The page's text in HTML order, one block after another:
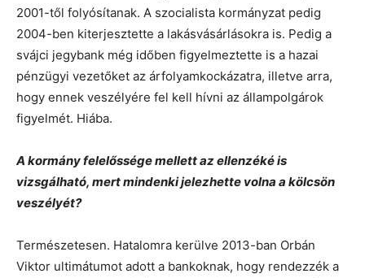
2001-től folyósítanak. A szocialista kormányzat pedig
2004-ben kiterjesztette a lakásvásárlásokra is. Pedig a
svájci jegybank még időben figyelmeztette is a hazai
pénzügyi vezetőket az árfolyamkockázatra, illetve arra,
hogy ennek veszélyére fel kell hívni az állampolgárok
figyelmét. Hiába.
A kormány felelőssége mellett az ellenzéké is
vizsgálható, mert mindenki jelezhette volna a kölcsön
veszélyét?
Természetesen. Hatalomra kerülve 2013-ban Orbán
Viktor ultimátumot adott a bankoknak, hogy rendezzék a